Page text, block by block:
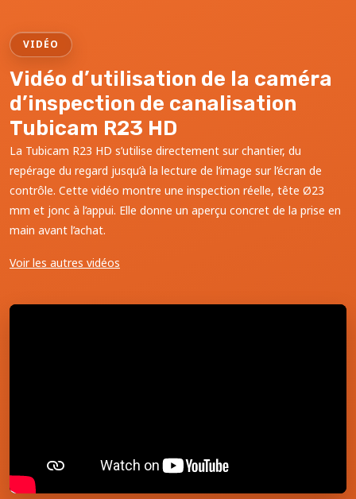
VIDÉO
Vidéo d’utilisation de la caméra
d’inspection de canalisation
Tubicam R23 HD
La Tubicam R23 HD s’utilise directement sur chantier, du
repérage du regard jusqu’à la lecture de l’image sur l’écran de
contrôle. Cette vidéo montre une inspection réelle, tête Ø23
mm et jonc à l’appui. Elle donne un aperçu concret de la prise en
main avant l’achat.
Voir les autres vidéos